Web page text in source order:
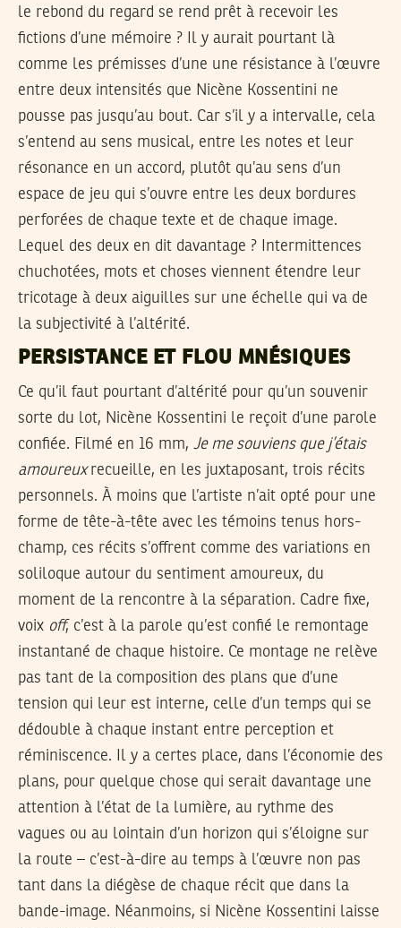
le rebond du regard se rend prêt à recevoir les
fictions d’une mémoire ? Il y aurait pourtant là
comme les prémisses d’une une résistance à l’œuvre
entre deux intensités que Nicène Kossentini ne
pousse pas jusqu’au bout. Car s’il y a intervalle, cela
s’entend au sens musical, entre les notes et leur
résonance en un accord, plutôt qu’au sens d’un
espace de jeu qui s’ouvre entre les deux bordures
perforées de chaque texte et de chaque image.
Lequel des deux en dit davantage ? Intermittences
chuchotées, mots et choses viennent étendre leur
tricotage à deux aiguilles sur une échelle qui va de
la subjectivité à l’altérité.
PERSISTANCE ET FLOU MNÉSIQUES
Ce qu’il faut pourtant d’altérité pour qu’un souvenir
sorte du lot, Nicène Kossentini le reçoit d’une parole
confiée. Filmé en 16 mm, Je me souviens que j’étais
amoureuxrecueille, en les juxtaposant, trois récits
personnels. À moins que l’artiste n’ait opté pour une
forme de tête-à-tête avec les témoins tenus hors-
champ, ces récits s’offrent comme des variations en
soliloque autour du sentiment amoureux, du
moment de la rencontre à la séparation. Cadre fixe,
voix off, c’est à la parole qu’est confié le remontage
instantané de chaque histoire. Ce montage ne relève
pas tant de la composition des plans que d’une
tension qui leur est interne, celle d’un temps qui se
dédouble à chaque instant entre perception et
réminiscence. Il y a certes place, dans l’économie des
plans, pour quelque chose qui serait davantage une
attention à l’état de la lumière, au rythme des
vagues ou au lointain d’un horizon qui s’éloigne sur
la route – c’est-à-dire au temps à l’œuvre non pas
tant dans la diégèse de chaque récit que dans la
bande-image. Néanmoins, si Nicène Kossentini laisse